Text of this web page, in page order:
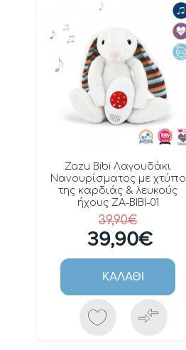
Zazu Bibi Λαγουδάκι
Nανουρίσματος με χτύπο
της καρδιάς & λευκούς
ήχους ZA-BIBI-01
39,90€
39,90€
ΚΑΛΆΘΙ